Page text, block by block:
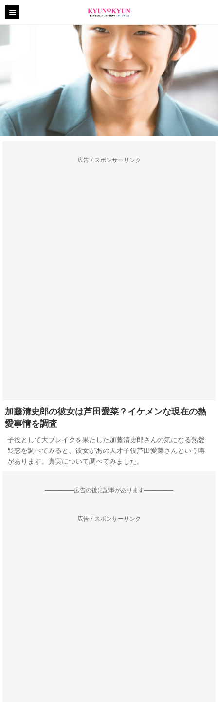
広告 / スポンサーリンク
加藤清史郎の彼女は芦田愛菜？イケメンな現在の熱
愛事情を調査
子役として大ブレイクを果たした加藤清史郎さんの気になる熱愛
疑惑を調べてみると、彼女があの天才子役芦田愛菜さんという噂
があります。真実について調べてみました。
--------------------広告の後に記事があります--------------------
広告 / スポンサーリンク